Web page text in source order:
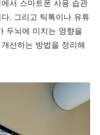
서 스마트폰 사용 습관
. 그리고 틱톡이나 유튜
두뇌에 미치는 영향을
선하는 방법을 정리해